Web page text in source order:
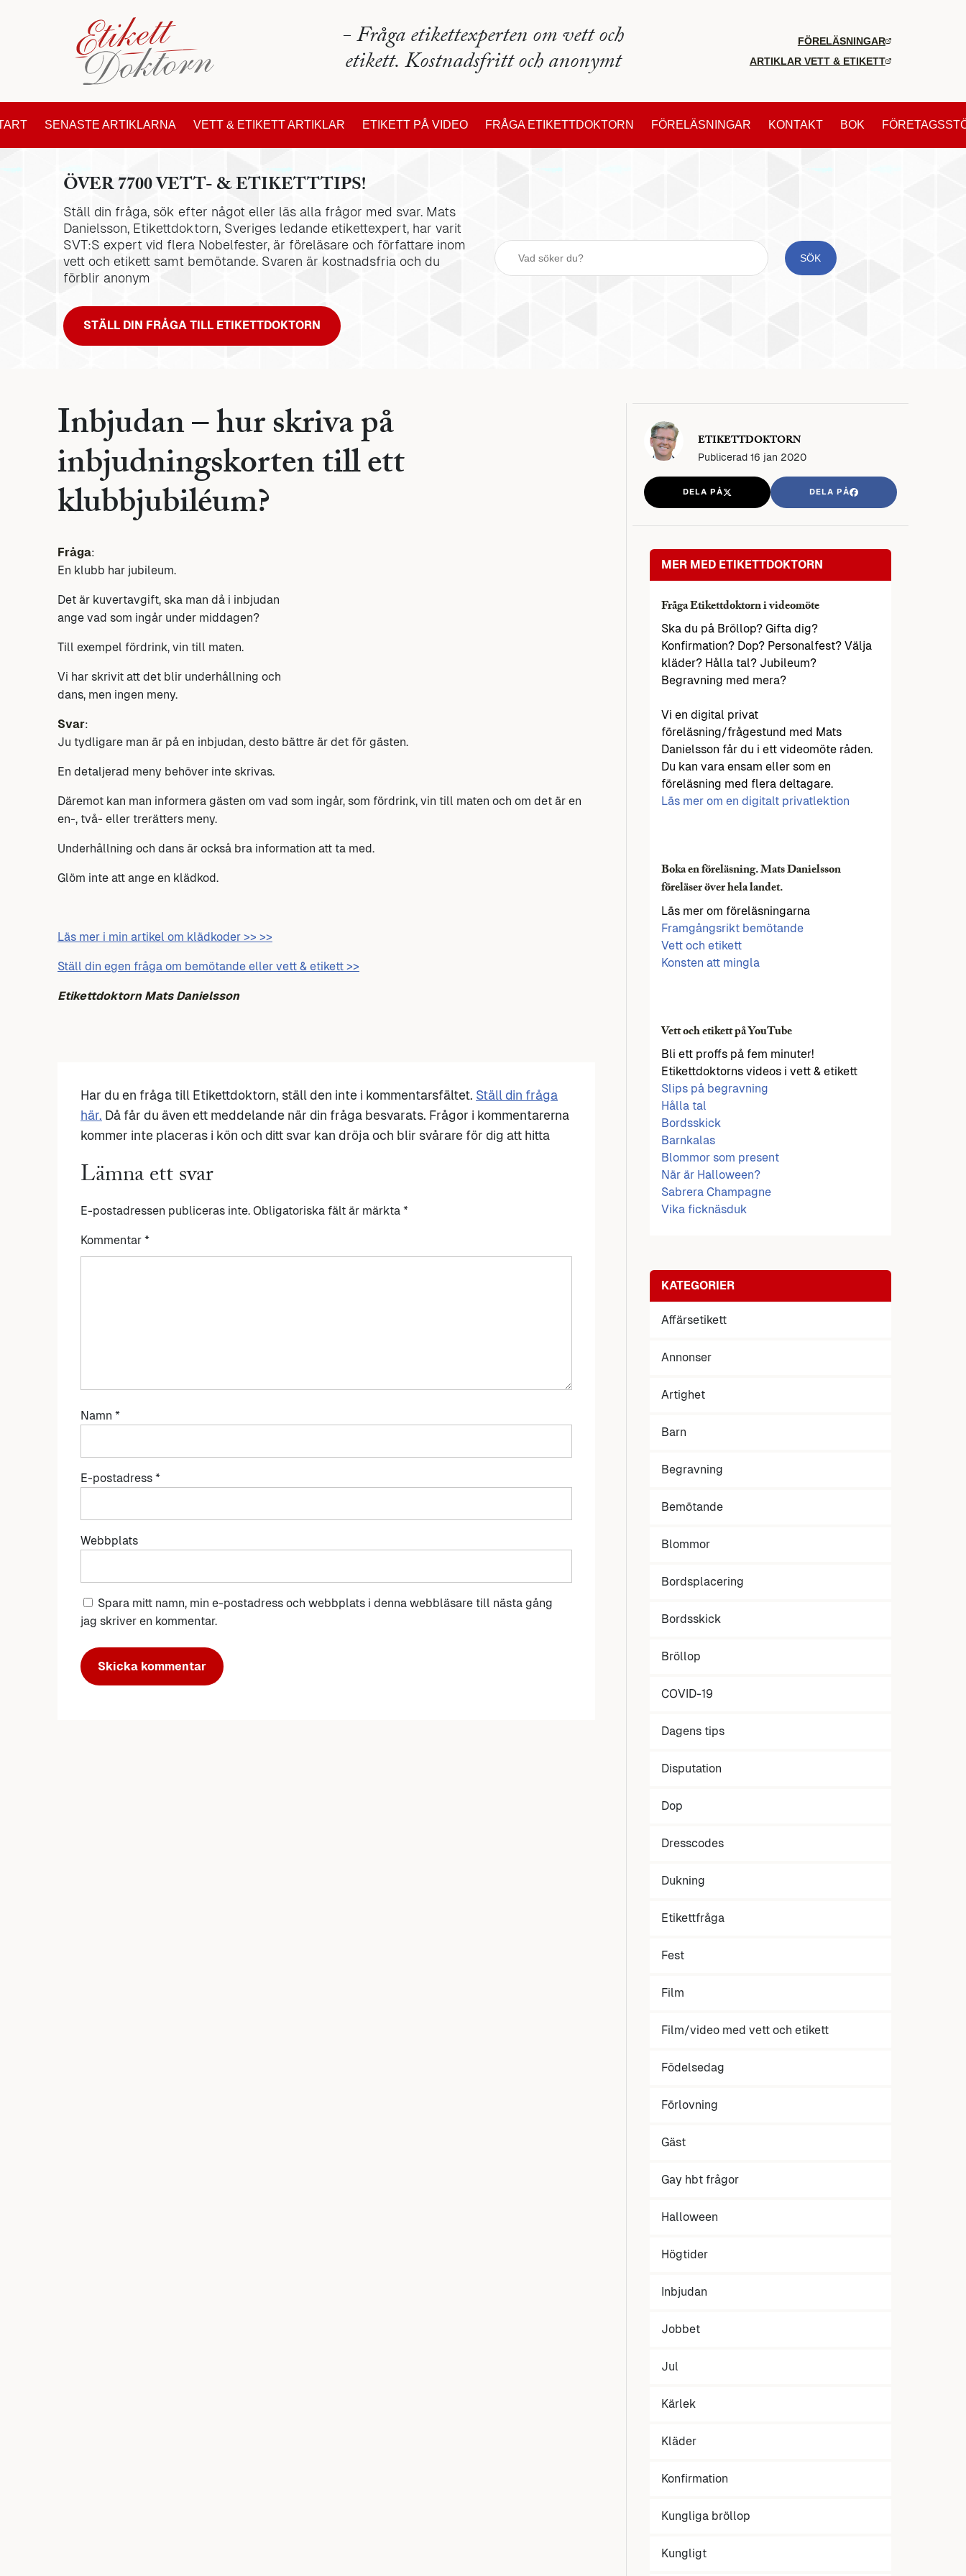
- Fråga etikettexperten om vett och
etikett. Kostnadsfritt och anonymt
FÖRELÄSNINGAR
ARTIKLAR VETT & ETIKETT
SENASTE ARTIKLARNA VETT & ETIKETT ARTIKLAR ETIKETT PÅ VIDEO FRÅGA ETIKETTDOKTORN FÖRELÄSNINGAR KONTAKT BOK
ÖVER 7700 VETT- & ETIKETTTIPS!
Ställ din fråga, sök efter något eller läs alla frågor med svar. Mats
Danielsson, Etikettdoktorn, Sveriges ledande etikettexpert, har varit
SVT:S expert vid flera Nobelfester, är föreläsare och författare inom
vett och etikett samt bemötande. Svaren är kostnadsfria och du
förblir anonym
STÄLL DIN FRÅGA TILL ETIKETTDOKTORN
Inbjudan – hur skriva på
inbjudningskorten till ett
klubbjubiléum?
Fråga:
En klubb har jubileum.
Det är kuvertavgift, ska man då i inbjudan
ange vad som ingår under middagen?
Till exempel fördrink, vin till maten.
Vi har skrivit att det blir underhållning och
dans, men ingen meny.
Svar:
Ju tydligare man är på en inbjudan, desto bättre är det för gästen.
En detaljerad meny behöver inte skrivas.
Däremot kan man informera gästen om vad som ingår, som fördrink, vin till maten och om det är en
en-, två- eller trerätters meny.
Underhållning och dans är också bra information att ta med.
Glöm inte att ange en klädkod.
Läs mer i min artikel om klädkoder >> >>
Ställ din egen fråga om bemötande eller vett & etikett >>
Etikettdoktorn Mats Danielsson
Har du en fråga till Etikettdoktorn, ställ den inte i kommentarsfältet. Ställ din fråga
här. Då får du även ett meddelande när din fråga besvarats. Frågor i kommentarerna
kommer inte placeras i kön och ditt svar kan dröja och blir svårare för dig att hitta
Lämna ett svar
E-postadressen publiceras inte. Obligatoriska fält är märkta *
Kommentar *
Namn *
E-postadress *
Webbplats
Spara mitt namn, min e-postadress och webbplats i denna webbläsare till nästa gång
jag skriver en kommentar.
ETIKETTDOKTORN
Publicerad 16 jan 2020
DELA PÅ DELA PÅ
MER MED ETIKETTDOKTORN
Fråga Etikettdoktorn i videomöte
Ska du på Bröllop? Gifta dig?
Konfirmation? Dop? Personalfest? Välja
kläder? Hålla tal? Jubileum?
Begravning med mera?
Vi en digital privat
föreläsning/frågestund med Mats
Danielsson får du i ett videomöte råden.
Du kan vara ensam eller som en
föreläsning med flera deltagare.
Läs mer om en digitalt privatlektion
Boka en föreläsning. Mats Danielsson
föreläser över hela landet.
Läs mer om föreläsningarna
Framgångsrikt bemötande
Vett och etikett
Konsten att mingla
Vett och etikett på YouTube
Bli ett proffs på fem minuter!
Etikettdoktorns videos i vett & etikett
Slips på begravning
Hålla tal
Bordsskick
Barnkalas
Blommor som present
När är Halloween?
Sabrera Champagne
Vika ficknäsduk
KATEGORIER
Affärsetikett
Annonser
Artighet
Barn
Begravning
Bemötande
Blommor
Bordsplacering
Bordsskick
Bröllop
COVID-19
Dagens tips
Disputation
Dop
Dresscodes
Dukning
Etikettfråga
Fest
Film
Film/video med vett och etikett
Födelsedag
Förlovning
Gäst
Gay hbt frågor
Halloween
Högtider
Inbjudan
Jobbet
Jul
Kärlek
Kläder
Konfirmation
Kungliga bröllop
Kungligt